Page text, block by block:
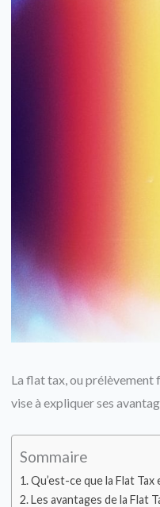
La flat tax, ou prélèvement
vise à expliquer ses
Sommaire
Qu’est-ce que la Flat
Les avantages de la Flat